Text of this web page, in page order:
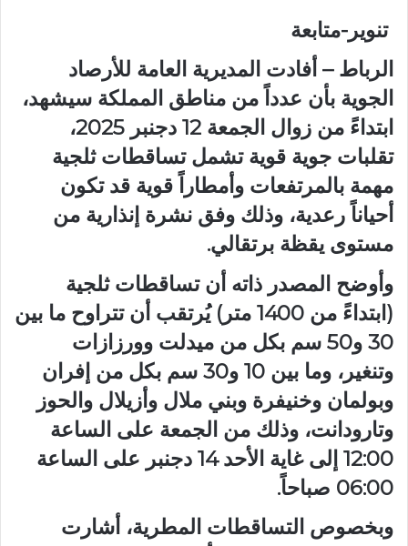
تنوير-متابعة
الرباط – أفادت المديرية العامة للأرصاد
الجوية بأن عدداً من مناطق المملكة سيشهد،
ابتداءً من زوال الجمعة 12 دجنبر 2025،
تقلبات جوية قوية تشمل تساقطات ثلجية
مهمة بالمرتفعات وأمطاراً قوية قد تكون
أحياناً رعدية، وذلك وفق نشرة إنذارية من
مستوى يقظة برتقالي.
وأوضح المصدر ذاته أن تساقطات ثلجية
(ابتداءً من 1400 متر) يُرتقب أن تتراوح ما بين
30 و50 سم بكل من ميدلت وورزازات
وتنغير، وما بين 10 و30 سم بكل من إفران
وبولمان وخنيفرة وبني ملال وأزيلال والحوز
وتارودانت، وذلك من الجمعة على الساعة
12:00 إلى غاية الأحد 14 دجنبر على الساعة
06:00 صباحاً.
وبخصوص التساقطات المطرية، أشارت